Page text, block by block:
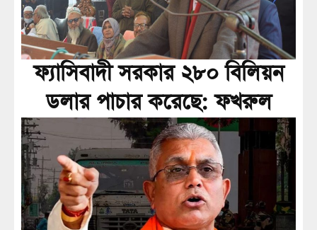
ফ্যাসিবাদী সরকার ২৮০ বিলিয়ন
ডলার পাচার করেছে: ফখরুল